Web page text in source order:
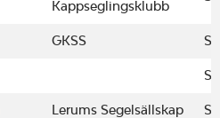
Kappseglingsklubb
GKSS
Lerums Segelsällskap